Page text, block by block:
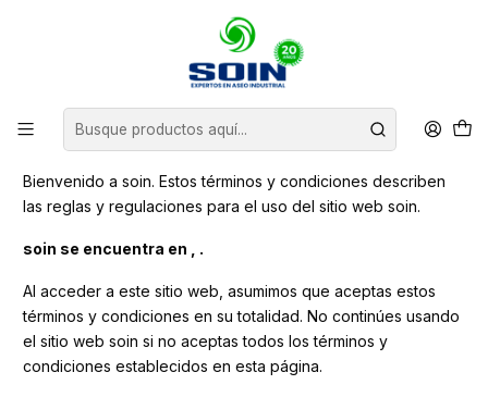
Términos y Condiciones
Términos y Condiciones
Bienvenido a soin. Estos términos y condiciones describen
las reglas y regulaciones para el uso del sitio web soin.
soin se encuentra en , .
Al acceder a este sitio web, asumimos que aceptas estos
términos y condiciones en su totalidad. No continúes usando
el sitio web soin si no aceptas todos los términos y
condiciones establecidos en esta página.